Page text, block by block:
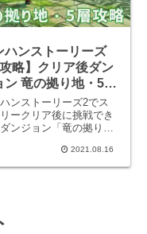
ハンストーリーズ
略】クリア後ダン
ン 竜の拠り地・5層
ンストーリーズ2でス
リークリア後に挑戦でき
ンジョン「竜の拠り
介しています。是非参考
みてください。竜の拠
こ
2021.08.16